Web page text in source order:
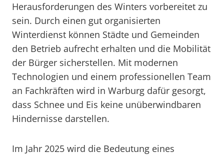
Herausforderungen des Winters vorbereitet zu
sein. Durch einen gut organisierten
Winterdienst können Städte und Gemeinden
den Betrieb aufrecht erhalten und die Mobilität
der Bürger sicherstellen. Mit modernen
Technologien und einem professionellen Team
an Fachkräften wird in Warburg dafür gesorgt,
dass Schnee und Eis keine unüberwindbaren
Hindernisse darstellen.
Im Jahr 2025 wird die Bedeutung eines